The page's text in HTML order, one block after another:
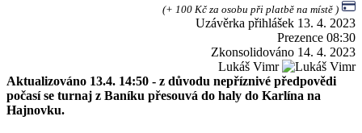
(+ 100 Kč za osobu při platbě na místě )
Uzávěrka přihlášek 13. 4. 2023
Prezence 08:30
Zkonsolidováno 14. 4. 2023
Lukáš Vimr
Aktualizováno 13.4. 14:50 - z důvodu nepříznivé předpovědi
počasí se turnaj z Baníku přesouvá do haly do Karlína na
Hajnovku.